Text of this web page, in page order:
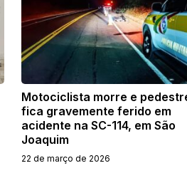
Motociclista morre e
fica gravemente ferido em
acidente na SC-114, em São
Joaquim
22 de março de 2026